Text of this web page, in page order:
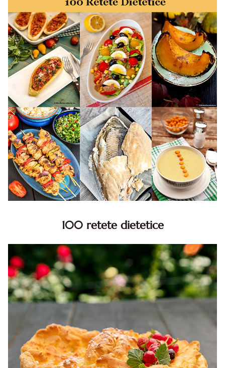
100 retete dietetice
dietetice. Idei retete dietetice. 100 Retete mancare
pentru dieta.